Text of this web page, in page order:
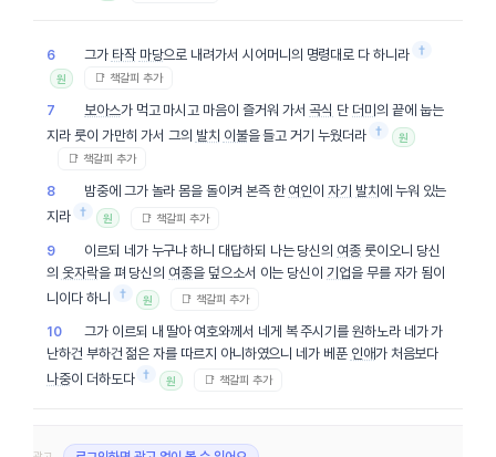
6 그가 타작 마당으로 내려가서 시어머니의 명령대로 다 하니라 †
원 📑 책갈피 추가
7 보아스가 먹고 마시고 마음이 즐거워 가서곡식 단 더미 의 끝에 눕는
지라 룻이 가만히 가서 그의 발치 이불을 들고 거기 누웠더라 † 원
📑 책갈피 추가
8 밤중에 그가 놀라 몸을 돌이켜 본즉 한 여인이자기 발치 에 누워 있는
지라 † 원 📑 책갈피 추가
9 이르되 네가 누구냐 하니 대답하되 나는 당신의 여종 룻이오니 당신
의 옷자락을 펴 당신의 여종을 덮으소서 이는 당신이기업을 무를 자가 됨이
니이다 하니
† 원 📑 책갈피 추가
10
그가 이르되 내 딸아 여호와께서 네게 복 주시기를 원하노라 네가 가
난하건 부하건 젊은 자를 따르지 아니하였으니 네가 베푼 인애가 처음보다
나중이 더하도다 † 원 📑 책갈피 추가